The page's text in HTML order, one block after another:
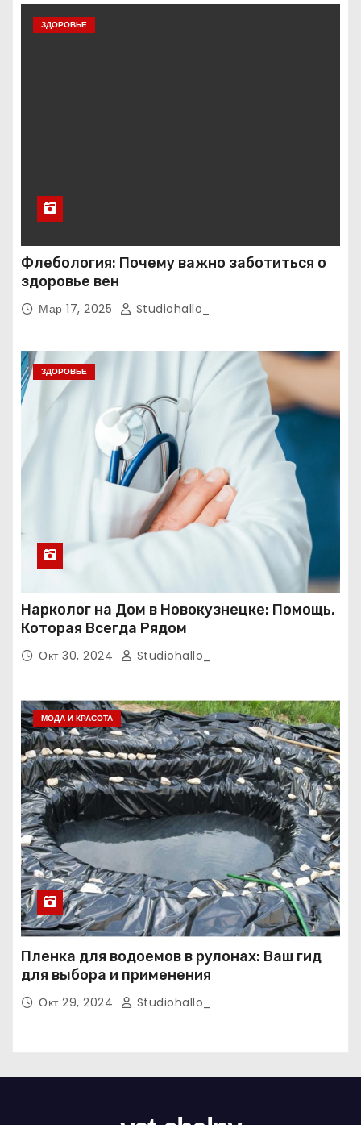
ЗДОРОВЬЕ
Флебология: Почему важно заботиться о
здоровье вен
Мар 17, 2025 Studiohallo_
ЗДОРОВЬЕ
Нарколог на Дом в Новокузнецке: Помощь,
Которая Всегда Рядом
Окт 30, 2024 Studiohallo_
МОДА И КРАСОТА
Пленка для водоемов в рулонах: Ваш гид
для выбора и применения
Окт 29, 2024 Studiohallo_